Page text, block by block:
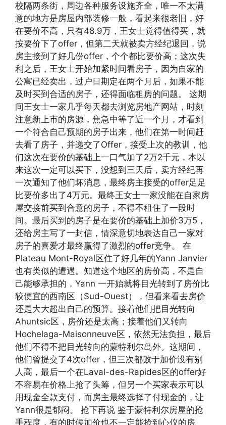
校隔两条街，周边各种服务设施齐全，唯一不太满
意的地方是房屋内部装修一般，看起来很老旧，好
在要价不高，只有48.9万，王女士觉得值得买，就
按要价下了offer，但第二天就被卖方经纪退回，说
房主接到了好几份offer，个个都比要价高；这次失
利之后，王女士开始加紧时间看房子，因为自家的
公寓已经卖出，过户日期定在两个月后，如果不能
及时买到合适的房子，还得面临租房的问题。 这期
间王女士一家几乎每天都去浏览房地产网站，时刻
注意新上市的房源，焦急中等了近一个月，才看到
一个符合自己预期的房子出来，他们在第一时间赶
去看了房子，并递交了Offer，接受上次的教训，他
们这次在要价的基础上一口气加了2万2千元，本以
来这次一定可以买下，没想到三天后，卖方经纪再
一次通知了他们坏消息，最终房主接受的offer足足
比要价多出了4万元。最终王女士一家没能在自家房
屋交接前买到合意的房子，不得不租住了一段时
间。最后买到的房子是在要价的基础上加价3万5，
还给房主写了一封信，情深意切地表达自己一家对
房子的喜爱才最终赢得了激烈的offer竞争。 在
Plateau Mont-Royal区住了好几年的Yann Janvier
也有类似的遭遇。知道这个地区的房价高，不是自
己能够承担的，Yann 一开始就将目光转到了房价比
较便宜的西南区（Sud-Ouest），但看来看去房价
还是大大超出自己的预算。接着他们把目光转向
Ahuntsic区，房价还是太高；接着他们又转向
Hochelaga-Maisonneuve区，依然无法负担，最后
他们不得不把目光转向的蒙特利尔岛外。这期间，
他们曾提交了4次offer，但三次都败于加价没有别
人高，最后一个在Laval-des-Rapides区的offer好
不容易在价格上抢了头筹，但另一个买家表示可以
用现金全款支付，而房主最终选择了付现金的，让
Yann很是郁闷。 抢下再说 鉴于蒙特利尔房屋的抢
手程度，有的时候加价也不一定能抢到心仪的房